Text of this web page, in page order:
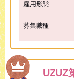
雇用形態
募集職種
UZUZ